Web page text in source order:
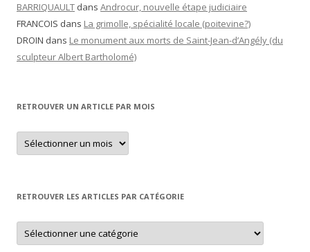
BARRIQUAULT dans Androcur, nouvelle étape judiciaire
FRANCOIS dans La grimolle, spécialité locale (poitevine?)
DROIN dans Le monument aux morts de Saint-Jean-d’Angély (du
sculpteur Albert Bartholomé)
RETROUVER UN ARTICLE PAR MOIS
Retrouver
un
article
RETROUVER LES ARTICLES PAR CATÉGORIE
Retrouver
les
articles